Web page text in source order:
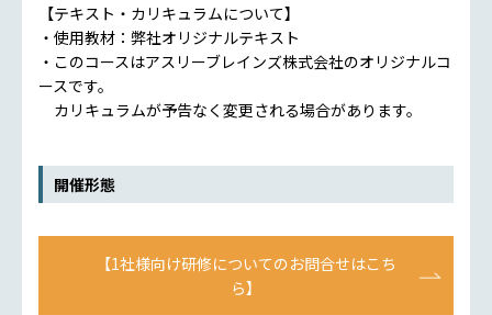
【テキスト・カリキュラムについて】
・使用教材：弊社オリジナルテキスト
・このコースはアスリーブレインズ株式会社のオリジナルコ
ースです。
カリキュラムが予告なく変更される場合があります。
開催形態
【1社様向け研修についてのお問合せはこち
ら】